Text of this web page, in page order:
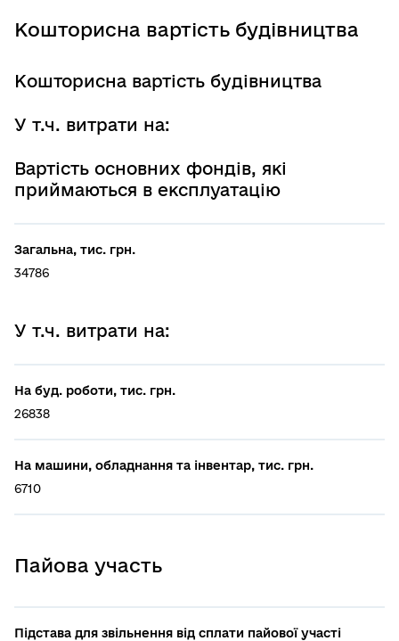
Кошторисна вартість будівництва
Кошторисна вартість будівництва
У т.ч. витрати на:
Вартість основних фондів, які
приймаються в експлуатацію
Загальна, тис. грн.
34786
У т.ч. витрати на:
На буд. роботи, тис. грн.
26838
На машини, обладнання та інвентар, тис. грн.
6710
Пайова участь
Підстава для звільнення від сплати пайової участі